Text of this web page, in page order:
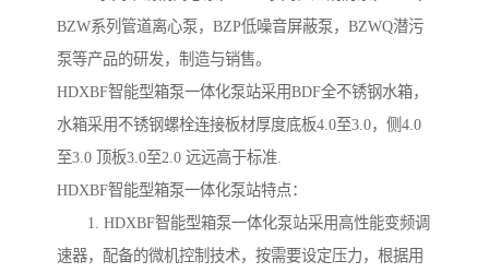
BZW系列管道离心泵，BZP低噪音屏蔽泵，BZWQ潜污
泵等产品的研发，制造与销售。
HDXBF智能型箱泵一体化泵站采用BDF全不锈钢水箱，
水箱采用不锈钢螺栓连接板材厚度底板4.0至3.0，侧4.0
至3.0 顶板3.0至2.0 远远高于标准.
HDXBF智能型箱泵一体化泵站特点：
1. HDXBF智能型箱泵一体化泵站采用高性能变频调
速器，配备的微机控制技术，按需要设定压力，根据用